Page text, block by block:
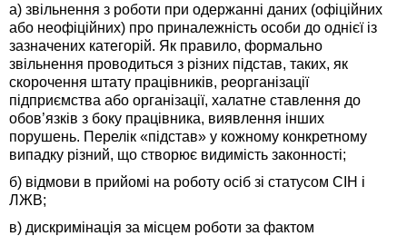
а) звільнення з роботи при одержанні даних (офіційних
або неофіційних) про приналежність особи до однієї із
зазначених категорій. Як правило, формально
звільнення проводиться з різних підстав, таких, як
скорочення штату працівників, реорганізації
підприємства або організації, халатне ставлення до
обов’язків з боку працівника, виявлення інших
порушень. Перелік «підстав» у кожному конкретному
випадку різний, що створює видимість законності;
б) відмови в прийомі на роботу осіб зі статусом СІН і
ЛЖВ;
в) дискримінація за місцем роботи за фактом